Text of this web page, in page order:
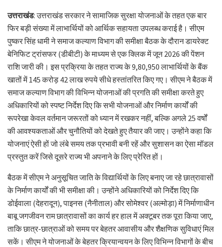
उत्तराखंड: उत्तराखंड सरकार ने सामाजिक सुरक्षा योजनाओं के तहत एक बार
फिर बड़ी संख्या में लाभार्थियों को आर्थिक सहायता उपलब्ध कराई है। सीएम
पुष्कर सिंह धामी ने समाज कल्याण विभाग की समीक्षा बैठक के दौरान डायरेक्ट
बेनिफिट ट्रांसफर (डीबीटी) के माध्यम से एक क्लिक में जून 2026 की पेंशन
राशि जारी की। इस प्रक्रिया के तहत राज्य के 9,80,950 लाभार्थियों के बैंक
खातों में 145 करोड़ 42 लाख रुपये सीधे हस्तांतरित किए गए। सीएम ने बैठक में
समाज कल्याण विभाग की विभिन्न योजनाओं की प्रगति की समीक्षा करते हुए
अधिकारियों को स्पष्ट निर्देश दिए कि सभी योजनाओं और निर्माण कार्यों की
रूपरेखा केवल वर्तमान जरूरतों को ध्यान में रखकर नहीं, बल्कि अगले 25 वर्षों
की आवश्यकताओं और चुनौतियों को देखते हुए तैयार की जाए। उन्होंने कहा कि
योजनाएं ऐसी हों जो लंबे समय तक प्रभावी बनी रहें और सुशासन का ऐसा मॉडल
प्रस्तुत करें जिसे दूसरे राज्य भी अपनाने के लिए प्रेरित हों।
बैठक में सीएम ने अनुसूचित जाति के विद्यार्थियों के लिए बनाए जा रहे छात्रावासों
के निर्माण कार्यों की भी समीक्षा की। उन्होंने अधिकारियों को निर्देश दिए कि
डोईवाला (देहरादून), पाइनस (नैनीताल) और सोमेश्वर (अल्मोड़ा) में निर्माणाधीन
बाबू जगजीवन राम छात्रावासों का कार्य हर हाल में अक्टूबर तक पूरा किया जाए,
ताकि छात्र-छात्राओं को समय पर बेहतर आवासीय और शैक्षणिक सुविधाएं मिल
सकें। सीएम ने योजनाओं के बेहतर क्रियान्वयन के लिए विभिन्न विभागों के बीच